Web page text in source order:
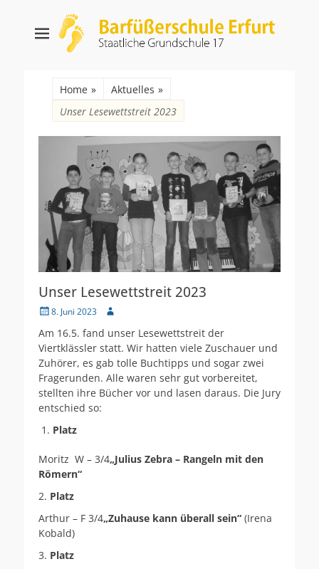
Barfüßerschule
Erfurt
Staatliche Grundschule 17
nach:
Home » Aktuelles »
Unser Lesewettstreit 2023
Unser Lesewettstreit 2023
Veröffentlicht
8. Juni 2023 Autor
Am 16.5. fand unser Lesewettstreit der
Viertklässler statt. Wir hatten viele Zuschauer und
Zuhörer, es gab tolle Buchtipps und sogar zwei
Fragerunden. Alle waren sehr gut vorbereitet,
stellten ihre Bücher vor und lasen daraus. Die Jury
entschied so:
Platz
Moritz W – 3/4„Julius Zebra – Rangeln mit den
Römern“
2. Platz
Arthur – F 3/4„Zuhause kann überall sein“ (Irena
Kobald)
3. Platz